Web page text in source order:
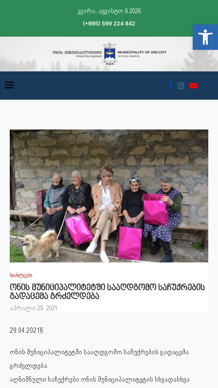
კვირა, აგვისტო 9 2026
(+995) 599 224 842
სიახლეები
ონის მუნიციპალიტეტში სააღდგომო საჩუქრების
გადაცემა გრძელდება
აპრილი 29, 2021
29.04.2021წ.
ონის მუნიციპალიტეტში სააღდგომო საჩუქრების გადაცემა
გრძელდება.
აღნიშნული საჩუქრები ონის მუნიციპალიტეტის სხვადასხვა